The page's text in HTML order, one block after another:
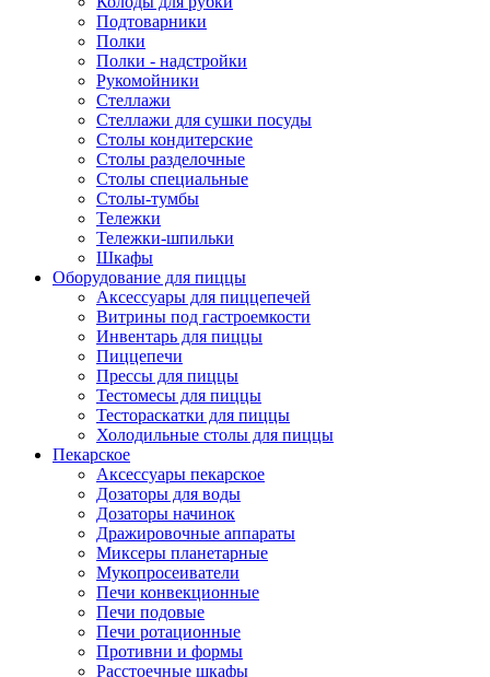
Подтоварники
Полки
Полки - надстройки
Рукомойники
Стеллажи
Стеллажи для сушки посуды
Столы кондитерские
Столы разделочные
Столы специальные
Столы-тумбы
Тележки
Тележки-шпильки
Шкафы
Оборудование для пиццы
Аксессуары для пиццепечей
Витрины под гастроемкости
Инвентарь для пиццы
Пиццепечи
Прессы для пиццы
Тестомесы для пиццы
Тестораскатки для пиццы
Холодильные столы для пиццы
Пекарское
Аксессуары пекарское
Дозаторы для воды
Дозаторы начинок
Дражировочные аппараты
Миксеры планетарные
Мукопросеиватели
Печи конвекционные
Печи подовые
Печи ротационные
Противни и формы
Расстоечные шкафы